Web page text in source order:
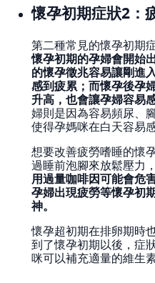
懷孕初期症狀2：
第二種常見的懷孕初期
懷孕初期的孕婦會開始
的懷孕徵兆容易讓剛進
感到疲累；而懷孕後孕
升高，也會讓孕婦容易
婦則是因為容易頻尿、
使得孕媽咪在白天容易
想要改善疲勞嗜睡的懷
過睡前泡腳來放鬆壓力
用過量咖啡因可能會危
孕婦出現疲勞等懷孕初
神。
懷孕超初期在排卵期時
到了懷孕初期以後，症
咪可以補充適量的維生